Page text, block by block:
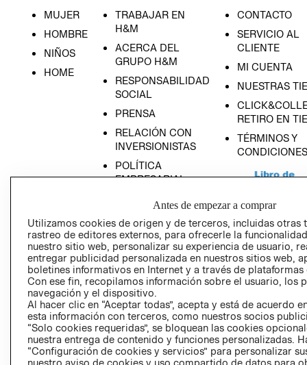
MUJER
HOMBRE
NIÑOS
HOME
TRABAJAR EN
H&M
ACERCA DEL
GRUPO H&M
RESPONSABILIDAD
SOCIAL
PRENSA
RELACIÓN CON
INVERSIONISTAS
POLÍTICA
EMPRESARIAL
CONTACTO
SERVICIO AL
CLIENTE
MI CUENTA
NUESTRAS
RETIRO EN
TÉRMINOS Y
CONDICIONES
AVISO DE
PRIVACIDAD
GIFT CARD
Antes de empezar a comprar
Utilizamos cookies de origen y de terceros, incluidas otras
rastreo de editores externos, para ofrecerle la
nuestro sitio web, personalizar su experiencia de usuario,
entregar publicidad personalizada en nuestros sitios web,
boletines informativos en Internet y a través de plataformas
Con ese fin, recopilamos información sobre el usuario, los
navegación y el dispositivo.
Al hacer clic en “Aceptar todas”, acepta y está de acuerdo
esta información con terceros, como nuestros socios
“Solo cookies requeridas”, se bloquean las cookies
nuestra entrega de contenido y funciones personalizadas.
“Configuración de cookies y servicios” para personalizar
nuestro aviso de cookies y uso compartido de datos para